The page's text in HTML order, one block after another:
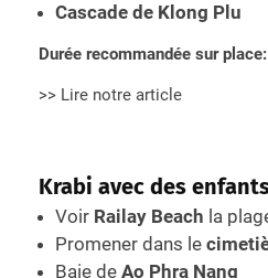
Cascade de Klong Plu
Durée recommandée sur place:
>> Lire notre article
Krabi avec des
Voir Railay Beach la
Promener dans le
Baie de Ao Phra Nang